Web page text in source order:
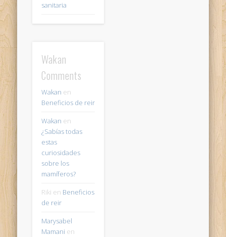
sanitaria
Wakan
Comments
Wakan en
Beneficios de reir
Wakan en
¿Sabías todas
estas
curiosidades
sobre los
mamíferos?
Riki en Beneficios
de reir
Marysabel
Mamani en